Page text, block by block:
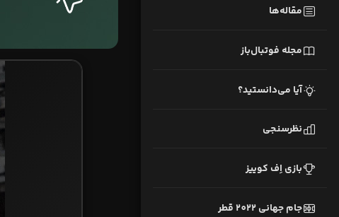
مقاله‌ها
مجله فوتبال‌باز
آیا می‌دانستید؟
نظرسنجی
بازی اِف کوییز
جام جهانی 2022 قطر